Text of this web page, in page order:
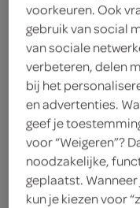
Let op:
producten, maar
verwerkt in de
luchtige wafel met
chocolade voor
Gevuld met
voorkeuren. Ook
gebruik van social
van sociale
verbeteren, delen
bij het
en advertenties.
geef je
voor “Weigeren”?
noodzakelijke,
geplaatst.
kun je kiezen voor